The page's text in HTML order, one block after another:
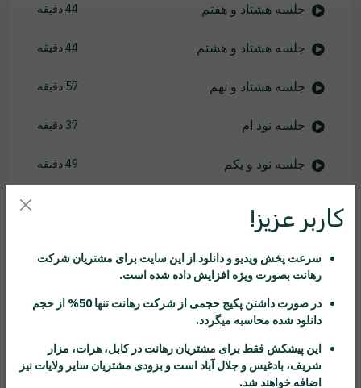
جلسه هشتاد و هفتم 44 دقیقه
جلسه هشتاد و هشتم 44 دقیقه
جلسه هشتاد و نهم 57 دقیقه
جلسه نود ام 37 دقیقه
جلسه نود و یکم 49 دقیقه
جلسه نود و چهارم
جلسه نود و پنجم
جلسه نود و ششم 37 دقیقه
کاربر عزیز!
سرعت پخش ویدیو و دانلود از این سایت برای مشتریان شرکت
رهانت بصورت ویژه افزایش داده شده است.
در صورت داشتن پکیج حجمی از شرکت رهانت
تنها 50% از حجم
دانلود شده محاسبه میگردد.
این پیشکش فقط برای مشتریان رهانت در کابل، هرات، مزار
شریف، بادغیس و جلال آباد است و بزودی مشتریان سایر ولایات نیز
اضافه خواهند شد.